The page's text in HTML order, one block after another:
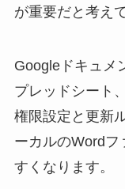
が重要だと考え
Googleドキュメ
プレッドシート
権限設定と更新
ーカルのWordフ
すくなります。